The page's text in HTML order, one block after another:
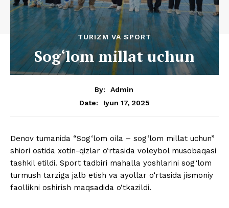
TURIZM VA SPORT
Sog‘lom millat uchun
By:
Admin
Date:
Iyun 17, 2025
Denov tumanida “Sog‘lom oila – sog‘lom millat uchun”
shiori ostida xotin-qizlar o‘rtasida voleybol musobaqasi
tashkil etildi. Sport tadbiri mahalla yoshlarini sog‘lom
turmush tarziga jalb etish va ayollar o‘rtasida jismoniy
faollikni oshirish maqsadida o‘tkazildi.